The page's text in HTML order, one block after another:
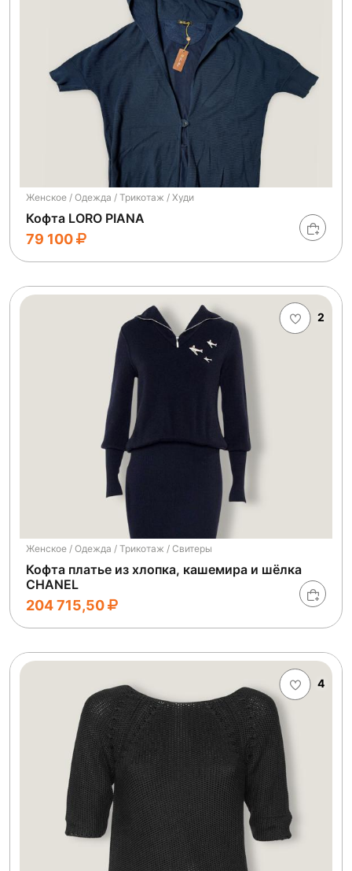
Женское / Одежда / Трикотаж / Худи
Кофта LORO PIANA
79 100
2
Женское / Одежда / Трикотаж / Свитеры
Кофта платье из хлопка, кашемира и шёлка
CHANEL
204 715,50
4